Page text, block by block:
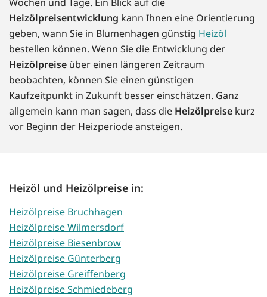
Heizölpreisentwicklung kann Ihnen eine Orientierung
geben, wann Sie in Blumenhagen günstig Heizöl
bestellen können. Wenn Sie die Entwicklung der
Heizölpreise über einen längeren Zeitraum
beobachten, können Sie einen günstigen
Kaufzeitpunkt in Zukunft besser einschätzen. Ganz
allgemein kann man sagen, dass die Heizölpreise kurz
vor Beginn der Heizperiode ansteigen.
Heizöl und Heizölpreise in:
Heizölpreise Bruchhagen
Heizölpreise Wilmersdorf
Heizölpreise Biesenbrow
Heizölpreise Günterberg
Heizölpreise Greiffenberg
Heizölpreise Schmiedeberg